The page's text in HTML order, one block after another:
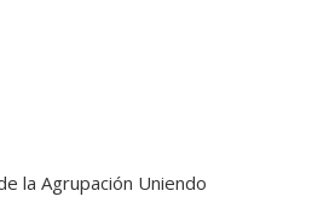
en un clásico y ya tiene